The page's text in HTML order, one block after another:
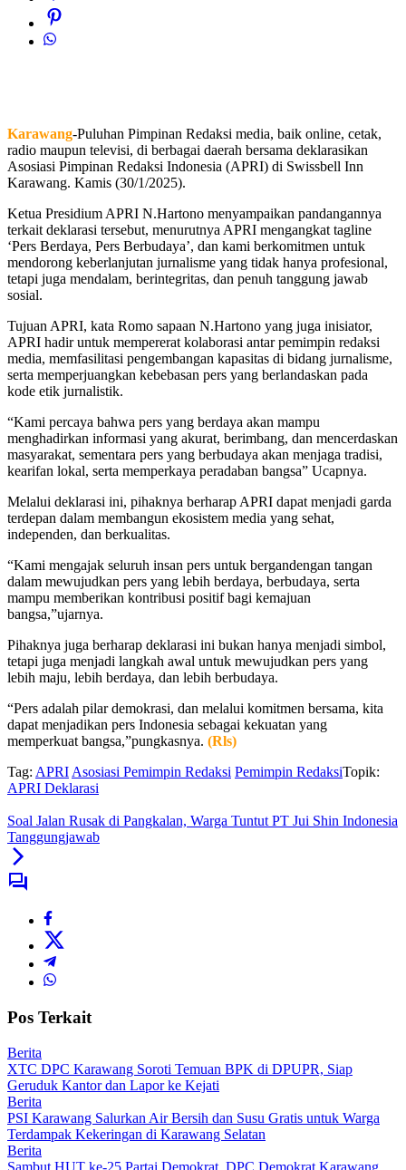
Karawang-Puluhan Pimpinan Redaksi media, baik online, cetak,
radio maupun televisi, di berbagai daerah bersama deklarasikan
Asosiasi Pimpinan Redaksi Indonesia (APRI) di Swissbell Inn
Karawang. Kamis (30/1/2025).
Ketua Presidium APRI N.Hartono menyampaikan pandangannya
terkait deklarasi tersebut, menurutnya APRI mengangkat tagline
‘Pers Berdaya, Pers Berbudaya’, dan kami berkomitmen untuk
mendorong keberlanjutan jurnalisme yang tidak hanya profesional,
tetapi juga mendalam, berintegritas, dan penuh tanggung jawab
sosial.
Tujuan APRI, kata Romo sapaan N.Hartono yang juga inisiator,
APRI hadir untuk mempererat kolaborasi antar pemimpin redaksi
media, memfasilitasi pengembangan kapasitas di bidang jurnalisme,
serta memperjuangkan kebebasan pers yang berlandaskan pada
kode etik jurnalistik.
“Kami percaya bahwa pers yang berdaya akan mampu
menghadirkan informasi yang akurat, berimbang, dan mencerdaskan
masyarakat, sementara pers yang berbudaya akan menjaga tradisi,
kearifan lokal, serta memperkaya peradaban bangsa” Ucapnya.
Melalui deklarasi ini, pihaknya berharap APRI dapat menjadi garda
terdepan dalam membangun ekosistem media yang sehat,
independen, dan berkualitas.
“Kami mengajak seluruh insan pers untuk bergandengan tangan
dalam mewujudkan pers yang lebih berdaya, berbudaya, serta
mampu memberikan kontribusi positif bagi kemajuan
bangsa,”ujarnya.
Pihaknya juga berharap deklarasi ini bukan hanya menjadi simbol,
tetapi juga menjadi langkah awal untuk mewujudkan pers yang
lebih maju, lebih berdaya, dan lebih berbudaya.
“Pers adalah pilar demokrasi, dan melalui komitmen bersama, kita
dapat menjadikan pers Indonesia sebagai kekuatan yang
memperkuat bangsa,”pungkasnya. (Rls)
Tag: APRI Asosiasi Pemimpin Redaksi Pemimpin RedaksiTopik:
APRI Deklarasi
Soal Jalan Rusak di Pangkalan, Warga Tuntut PT Jui Shin Indonesia
Tanggungjawab
Pos Terkait
Berita
XTC DPC Karawang Soroti Temuan BPK di DPUPR, Siap
Geruduk Kantor dan Lapor ke Kejati
Berita
PSI Karawang Salurkan Air Bersih dan Susu Gratis untuk Warga
Terdampak Kekeringan di Karawang Selatan
Berita
Sambut HUT ke-25 Partai Demokrat, DPC Demokrat Karawang